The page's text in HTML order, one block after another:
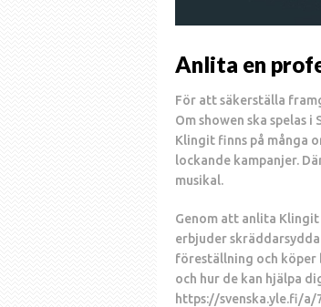
Anlita en
För att säkerställa
Om showen ska spelas i
Klingit finns på många
lockande kampanjer.
musikal.
Genom att anlita
erbjuder
föreställning och köper
och hur de kan hjälpa
https://svenska.yle.fi/a/